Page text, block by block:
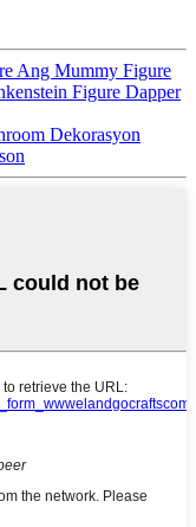
Ang Mummy Figure
Figure Dapper
Dekorasyon